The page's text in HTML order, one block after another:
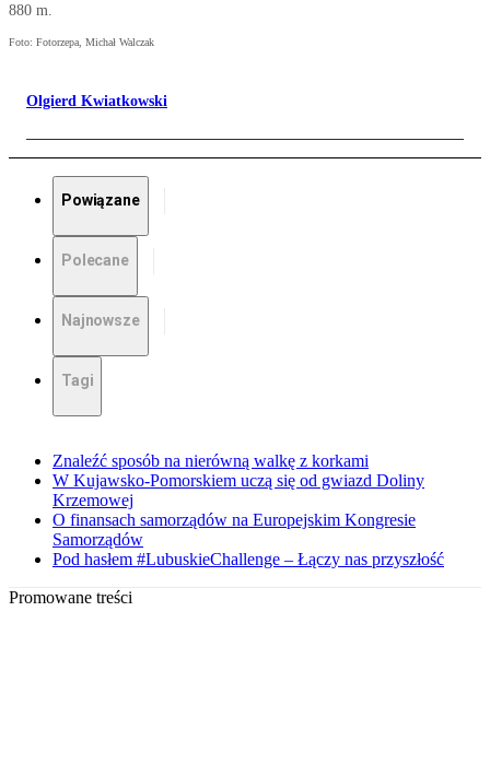
880 m.
Foto: Fotorzepa, Michał Walczak
Olgierd Kwiatkowski
Powiązane
Polecane
Najnowsze
Tagi
Znaleźć sposób na nierówną walkę z korkami
W Kujawsko-Pomorskiem uczą się od gwiazd Doliny
Krzemowej
O finansach samorządów na Europejskim Kongresie
Samorządów
Pod hasłem #LubuskieChallenge – Łączy nas przyszłość
Promowane treści